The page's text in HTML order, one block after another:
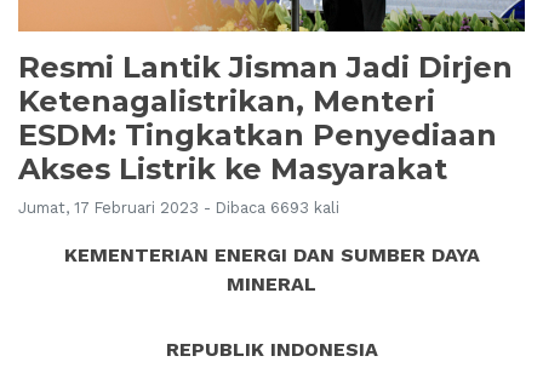
Resmi Lantik Jisman Jadi Dirjen
Ketenagalistrikan, Menteri
ESDM: Tingkatkan Penyediaan
Akses Listrik ke Masyarakat
Jumat, 17 Februari 2023 - Dibaca 6693 kali
KEMENTERIAN ENERGI DAN SUMBER DAYA
MINERAL
REPUBLIK INDONESIA